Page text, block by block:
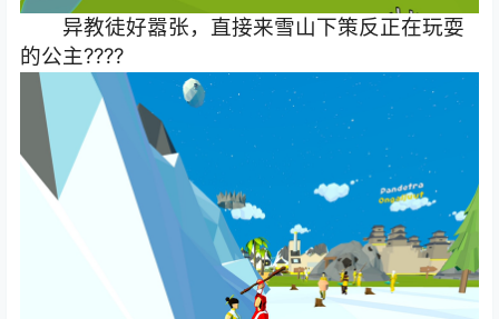
异教徒好嚣张，直接来雪山下策反正在玩耍
的公主????